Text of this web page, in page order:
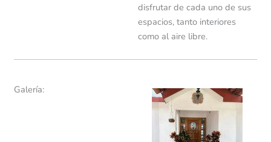
disfrutar de cada uno de sus
espacios, tanto interiores
como al aire libre.
Galería: